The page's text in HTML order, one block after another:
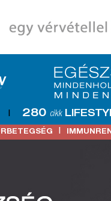
| 280 cikk
|